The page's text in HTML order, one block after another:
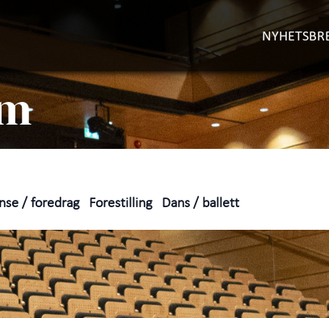
Program
Praktisk informasjon
/ foredrag Forestilling Dans / ballett